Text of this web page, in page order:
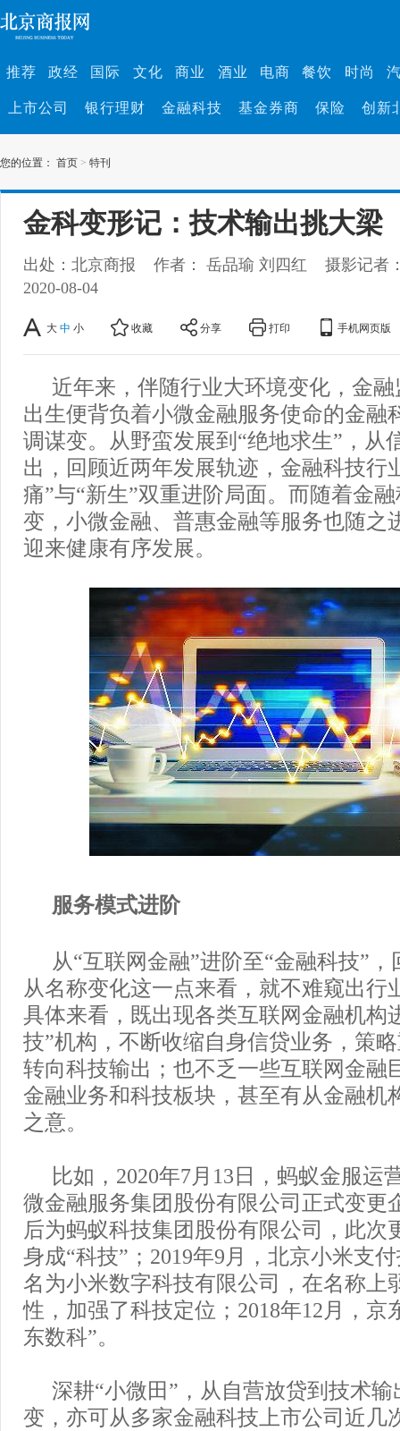
推荐 政经 国际 文化 商业 酒业 电商 餐饮 时尚
上市公司 银行理财 金融科技 基金券商 保险 创新
您的位置： 首页 > 特刊
金科变形记：技术输出挑大梁
出处：北京商报 作者： 岳品瑜 刘四红
摄影记者
2020-08-04
大 中 小 收藏 分享 打印 手机网页版
近年来，伴随行业大环境变化，金
出生便背负着小微金融服务使命的金融
调谋变。从野蛮发展到“绝地求生”，从
出，回顾近两年发展轨迹，金融科技行
痛”与“新生”双重进阶局面。而随着金
变，小微金融、普惠金融等服务也随之
迎来健康有序发展。
服务模式进阶
从“互联网金融”进阶至“金融科技”
从名称变化这一点来看，就不难窥出行
具体来看，既出现各类互联网金融机构
技”机构，不断收缩自身信贷业务，策
转向科技输出；也不乏一些互联网金融
金融业务和科技板块，甚至有从金融机
之意。
比如，2020年7月13日，蚂蚁金服运
微金融服务集团股份有限公司正式变更
后为蚂蚁科技集团股份有限公司，此次
身成“科技”；2019年9月，北京小米支
名为小米数字科技有限公司，在名称上
性，加强了科技定位；2018年12月，京
东数科”。
深耕“小微田”，从自营放贷到技术
变，亦可从多家金融科技上市公司近几